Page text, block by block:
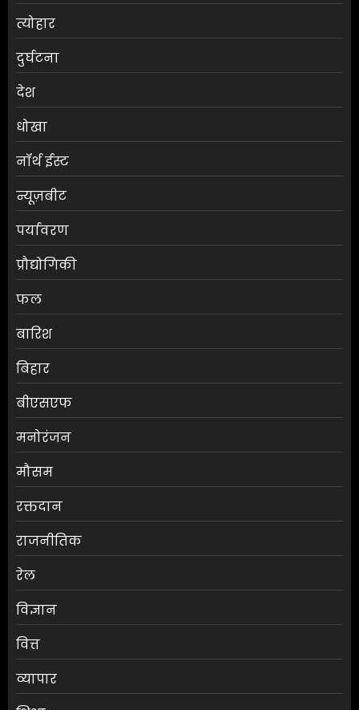
त्योहार
दुर्घटना
देश
धोखा
नॉर्थ ईस्ट
न्यूज़बीट
पर्यावरण
प्रौद्योगिकी
फल
बारिश
बिहार
बीएसएफ
मनोरंजन
मौसम
रक्तदान
राजनीतिक
रेल
विज्ञान
वित्त
व्यापार
बिहार में मौसम ने बदला मिजाज,
छाए; 12 जिलों में आंधी-बारिश का
4
सकता है पदों का आंकड़ा